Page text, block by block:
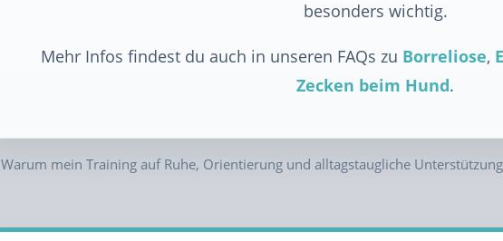
besonders wichtig.
Mehr Infos findest du auch in unseren FAQs zu Borreliose,
Zecken beim Hund.
Warum mein Training auf Ruhe, Orientierung und alltagstaugliche